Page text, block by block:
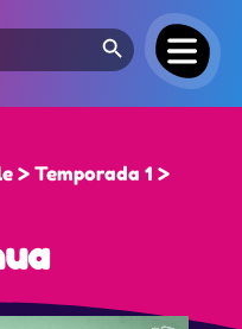
Search Button
> Temporada 1 >